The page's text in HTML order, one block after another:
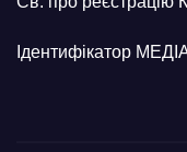
Ідентифікатор